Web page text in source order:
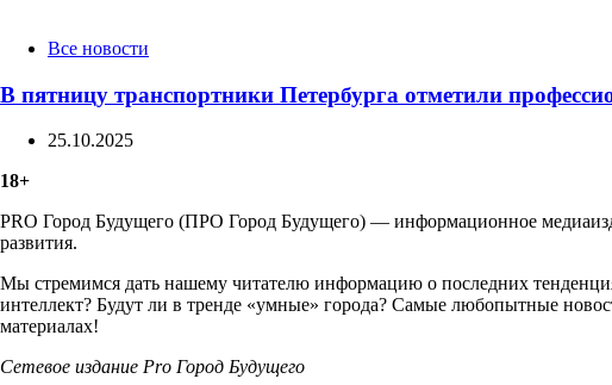
CategoriesВсе новости
В пятницу транспортники Петербурга отметили
25.10.2025
18+
PRO Город Будущего (ПРО Город Будущего) — информационное
развития.
Мы стремимся дать нашему читателю информацию о последних
интеллект? Будут ли в тренде «умные» города? Самые любопытные
материалах!
Сетевое издание Рrо Город Будущего